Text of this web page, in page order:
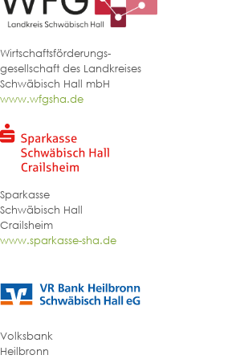
Wirtschaftsförderungs-
gesellschaft des Landkreises
Schwäbisch Hall mbH
www.wfgsha.de
Sparkasse
Schwäbisch Hall
Crailsheim
www.sparkasse-sha.de
Volksbank
Heilbronn